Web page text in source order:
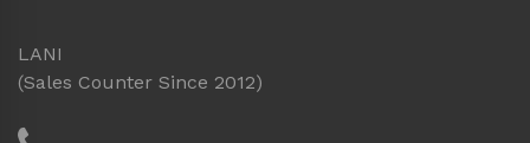
LANI
(Sales Counter Since 2012)